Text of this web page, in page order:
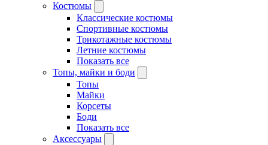
Костюмы
Классические костюмы
Спортивные костюмы
Трикотажные костюмы
Летние костюмы
Показать все
Топы, майки и боди
Топы
Майки
Корсеты
Боди
Показать все
Аксессуары